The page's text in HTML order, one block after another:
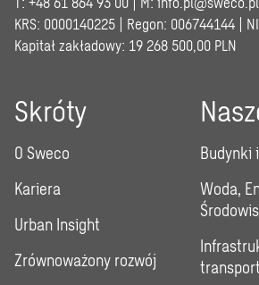
KRS: 0000140225 | Regon: 006744144 |
Kapitał zakładowy: 19 268 500,00 PLN
Skróty
O Sweco
Kariera
Urban Insight
Zrównoważony rozwój
Budynki
Woda,